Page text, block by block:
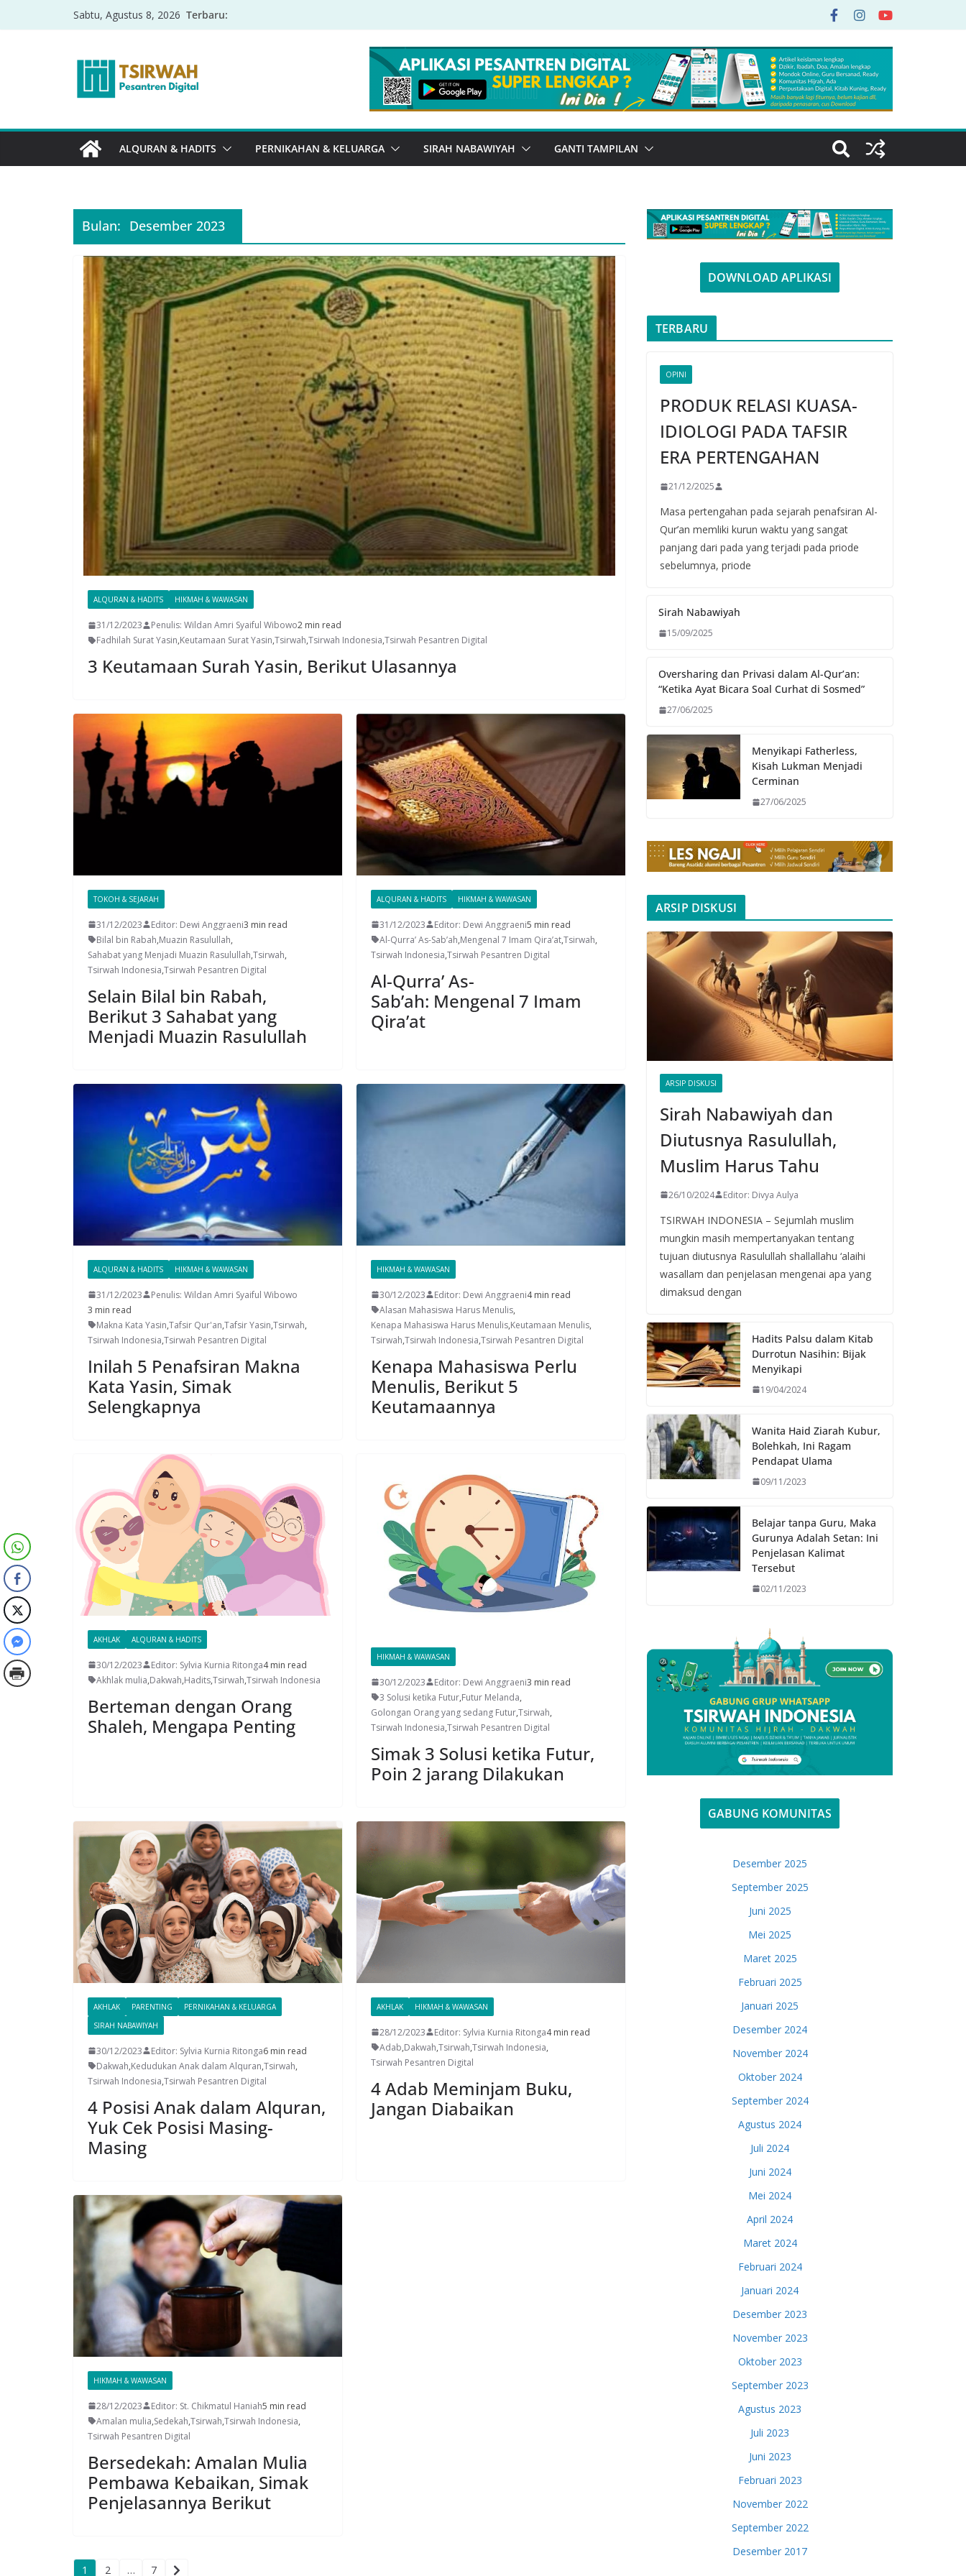
Sabtu, Agustus 8, 2026 Terbaru:
ALQURAN & HADITS PERNIKAHAN & KELUARGA SIRAH NABAWIYAH GANTI TAMPILAN
Bulan: Desember 2023
ALQURAN & HADITS HIKMAH & WAWASAN
31/12/2023 Penulis: Wildan Amri Syaiful Wibowo2 min read
Fadhilah Surat Yasin,Keutamaan Surat Yasin,Tsirwah,Tsirwah Indonesia,Tsirwah Pesantren Digital
3 Keutamaan Surah Yasin, Berikut Ulasannya
TOKOH & SEJARAH
31/12/2023 Editor: Dewi Anggraeni3 min read
Bilal bin Rabah,Muazin Rasulullah,
Sahabat yang Menjadi Muazin Rasulullah,Tsirwah,
Tsirwah Indonesia,Tsirwah Pesantren Digital
Selain Bilal bin Rabah,
Berikut 3 Sahabat yang
Menjadi Muazin Rasulullah
ALQURAN & HADITS HIKMAH & WAWASAN
31/12/2023 Editor: Dewi Anggraeni5 min read
Al-Qurra’ As-Sab’ah,Mengenal 7 Imam Qira’at,Tsirwah,
Tsirwah Indonesia,Tsirwah Pesantren Digital
Al-Qurra’ As-
Sab’ah: Mengenal 7 Imam
Qira’at
ALQURAN & HADITS HIKMAH & WAWASAN
31/12/2023
Penulis: Wildan Amri Syaiful Wibowo
3 min read
Makna Kata Yasin,Tafsir Qur'an,Tafsir Yasin,Tsirwah,
Tsirwah Indonesia,Tsirwah Pesantren Digital
Inilah 5 Penafsiran Makna
Kata Yasin, Simak
Selengkapnya
HIKMAH & WAWASAN
30/12/2023 Editor: Dewi Anggraeni4 min read
Alasan Mahasiswa Harus Menulis,
Kenapa Mahasiswa Harus Menulis,Keutamaan Menulis,
Tsirwah,Tsirwah Indonesia,Tsirwah Pesantren Digital
Kenapa Mahasiswa Perlu
Menulis, Berikut 5
Keutamaannya
AKHLAK ALQURAN & HADITS
30/12/2023 Editor: Sylvia Kurnia Ritonga4 min read
Akhlak mulia,Dakwah,Hadits,Tsirwah,Tsirwah Indonesia
Berteman dengan Orang
Shaleh, Mengapa Penting
HIKMAH & WAWASAN
30/12/2023 Editor: Dewi Anggraeni3 min read
3 Solusi ketika Futur,Futur Melanda,
Golongan Orang yang sedang Futur,Tsirwah,
Tsirwah Indonesia,Tsirwah Pesantren Digital
Simak 3 Solusi ketika Futur,
Poin 2 jarang Dilakukan
AKHLAK PARENTING
PERNIKAHAN & KELUARGA
SIRAH NABAWIYAH
30/12/2023 Editor: Sylvia Kurnia Ritonga6 min read
Dakwah,Kedudukan Anak dalam Alquran,Tsirwah,
Tsirwah Indonesia,Tsirwah Pesantren Digital
4 Posisi Anak dalam Alquran,
Yuk Cek Posisi Masing-
Masing
AKHLAK HIKMAH & WAWASAN
28/12/2023 Editor: Sylvia Kurnia Ritonga4 min read
Adab,Dakwah,Tsirwah,Tsirwah Indonesia,
Tsirwah Pesantren Digital
4 Adab Meminjam Buku,
Jangan Diabaikan
HIKMAH & WAWASAN
28/12/2023 Editor: St. Chikmatul Haniah5 min read
Amalan mulia,Sedekah,Tsirwah,Tsirwah Indonesia,
Tsirwah Pesantren Digital
Bersedekah: Amalan Mulia
Pembawa Kebaikan, Simak
Penjelasannya Berikut
1 2 … 7
DOWNLOAD APLIKASI
TERBARU
OPINI
PRODUK RELASI KUASA-
IDIOLOGI PADA TAFSIR
ERA PERTENGAHAN
21/12/2025
Masa pertengahan pada sejarah penafsiran Al-
Qur’an memliki kurun waktu yang sangat
panjang dari pada yang terjadi pada priode
sebelumnya, priode
Sirah Nabawiyah
15/09/2025
Oversharing dan Privasi dalam Al-Qur’an:
“Ketika Ayat Bicara Soal Curhat di Sosmed”
27/06/2025
Menyikapi Fatherless,
Kisah Lukman Menjadi
Cerminan
27/06/2025
ARSIP DISKUSI
ARSIP DISKUSI
Sirah Nabawiyah dan
Diutusnya Rasulullah,
Muslim Harus Tahu
26/10/2024 Editor: Divya Aulya
TSIRWAH INDONESIA – Sejumlah muslim
mungkin masih mempertanyakan tentang
tujuan diutusnya Rasulullah shallallahu ‘alaihi
wasallam dan penjelasan mengenai apa yang
dimaksud dengan
Hadits Palsu dalam Kitab
Durrotun Nasihin: Bijak
Menyikapi
19/04/2024
Wanita Haid Ziarah Kubur,
Bolehkah, Ini Ragam
Pendapat Ulama
09/11/2023
Belajar tanpa Guru, Maka
Gurunya Adalah Setan: Ini
Penjelasan Kalimat
Tersebut
02/11/2023
GABUNG KOMUNITAS
Desember 2025
September 2025
Juni 2025
Mei 2025
Maret 2025
Februari 2025
Januari 2025
Desember 2024
November 2024
Oktober 2024
September 2024
Agustus 2024
Juli 2024
Juni 2024
Mei 2024
April 2024
Maret 2024
Februari 2024
Januari 2024
Desember 2023
November 2023
Oktober 2023
September 2023
Agustus 2023
Juli 2023
Juni 2023
Februari 2023
November 2022
September 2022
Desember 2017